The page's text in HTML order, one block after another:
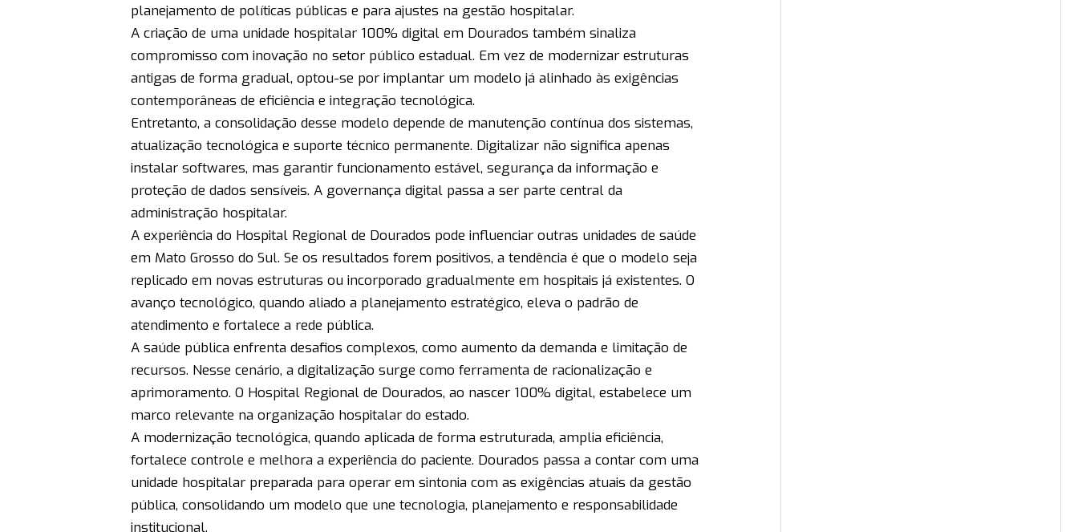
planejamento de políticas públicas e para ajustes na gestão hospitalar.
A criação de uma unidade hospitalar 100% digital em Dourados também sinaliza
compromisso com inovação no setor público estadual. Em vez de modernizar estruturas
antigas de forma gradual, optou-se por implantar um modelo já alinhado às exigências
contemporâneas de eficiência e integração tecnológica.
Entretanto, a consolidação desse modelo depende de manutenção contínua dos sistemas,
atualização tecnológica e suporte técnico permanente. Digitalizar não significa apenas
instalar softwares, mas garantir funcionamento estável, segurança da informação e
proteção de dados sensíveis. A governança digital passa a ser parte central da
administração hospitalar.
A experiência do Hospital Regional de Dourados pode influenciar outras unidades de saúde
em Mato Grosso do Sul. Se os resultados forem positivos, a tendência é que o modelo seja
replicado em novas estruturas ou incorporado gradualmente em hospitais já existentes. O
avanço tecnológico, quando aliado a planejamento estratégico, eleva o padrão de
atendimento e fortalece a rede pública.
A saúde pública enfrenta desafios complexos, como aumento da demanda e limitação de
recursos. Nesse cenário, a digitalização surge como ferramenta de racionalização e
aprimoramento. O Hospital Regional de Dourados, ao nascer 100% digital, estabelece um
marco relevante na organização hospitalar do estado.
A modernização tecnológica, quando aplicada de forma estruturada, amplia eficiência,
fortalece controle e melhora a experiência do paciente. Dourados passa a contar com uma
unidade hospitalar preparada para operar em sintonia com as exigências atuais da gestão
pública, consolidando um modelo que une tecnologia, planejamento e responsabilidade
institucional.